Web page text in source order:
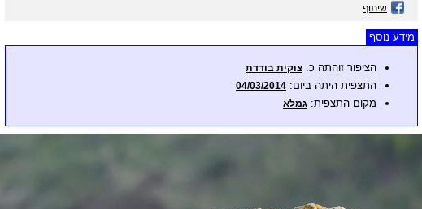
שיתוף
מידע נוסף
הציפור זוהתה כ: צוקית בודדת
התצפית היתה ביום: 04/03/2014
מקום התצפית: גמלא